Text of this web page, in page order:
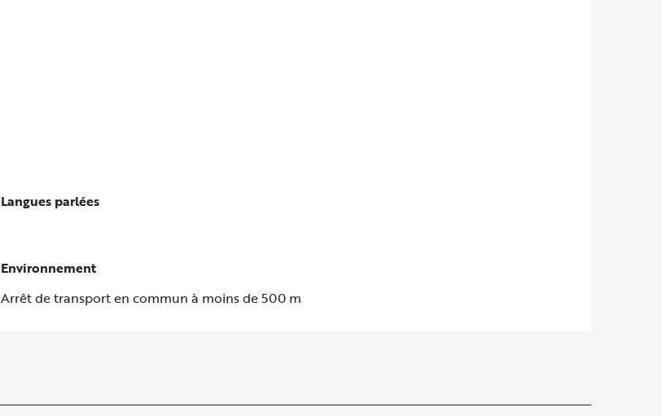
Langues parlées
Langues parlées
Environnement
Environnement
Arrêt de transport en commun à moins de 500 m